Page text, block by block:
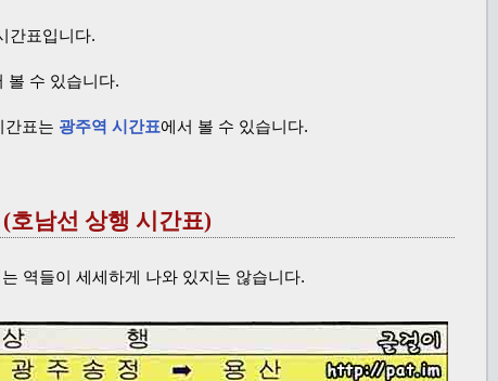
간표입니다.
볼 수 있습니다.
간표는 광주역 시간표에서 볼 수 있습니다.
남선 상행 시간표)
역들이 세세하게 나와 있지는 않습니다.